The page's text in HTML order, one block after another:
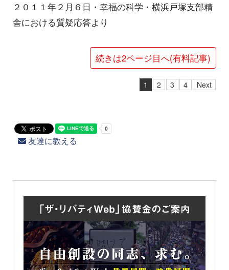
２０１１年２月６日・幸福の科学・横浜戸塚支部精
舎における質疑応答より
続きは2ページ目へ(有料記事)
1 2 3 4 Next
友達に教える